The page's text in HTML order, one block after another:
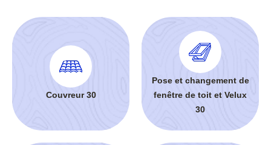
Couvreur 30
Pose et changement de
fenêtre de toit et Velux
30